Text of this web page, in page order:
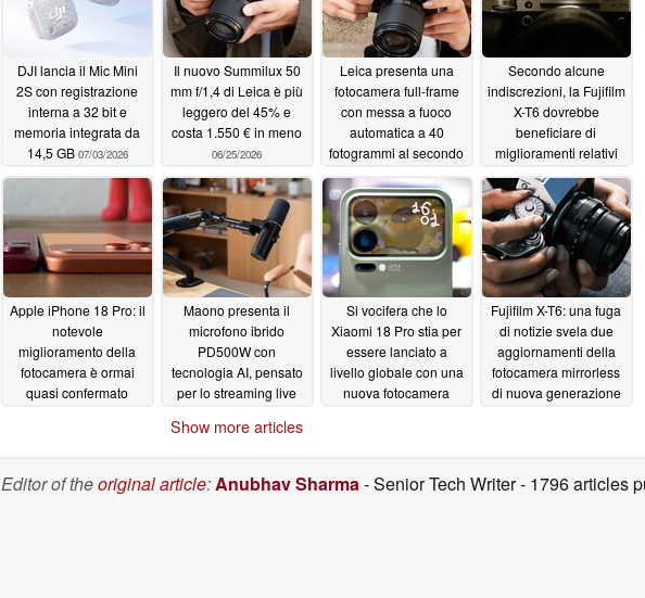
DJI lancia il Mic Mini
2S con registrazione
interna a 32 bit e
memoria integrata da
14,5 GB 07/03/2026
Il nuovo Summilux 50
mm f/1,4 di Leica è più
leggero del 45% e
costa 1.550 € in meno
06/25/2026
Leica presenta una
fotocamera full-frame
con messa a fuoco
automatica a 40
fotogrammi al secondo
8K in modalità "open-
gate"06/25/2026
Secondo alcune
indiscrezioni, la Fujifilm
X-T6 dovrebbe
beneficiare di
miglioramenti relativi
all’autofocus06/25/2026
Apple iPhone 18 Pro: il
notevole
miglioramento della
fotocamera è ormai
quasi confermato
Maono presenta il
microfono ibrido
PD500W con
tecnologia AI, pensato
per lo streaming live
audio a 32 bit in virgola
integrato
06/19/2026
Si vocifera che lo
Xiaomi 18 Pro stia per
essere lanciato a
livello globale con una
nuova fotocamera
Fujifilm X-T6: una fuga
di notizie svela due
aggiornamenti della
fotocamera mirrorless
di nuova generazione
Show more articles
Editor of theoriginal article:Anubhav Sharma- Senior Tech Writer- 1796 articles